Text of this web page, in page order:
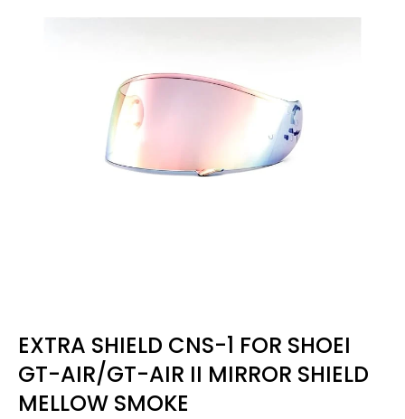
EXTRA SHIELD CNS-1 FOR SHOEI
GT-AIR/GT-AIR II MIRROR SHIELD
MELLOW SMOKE